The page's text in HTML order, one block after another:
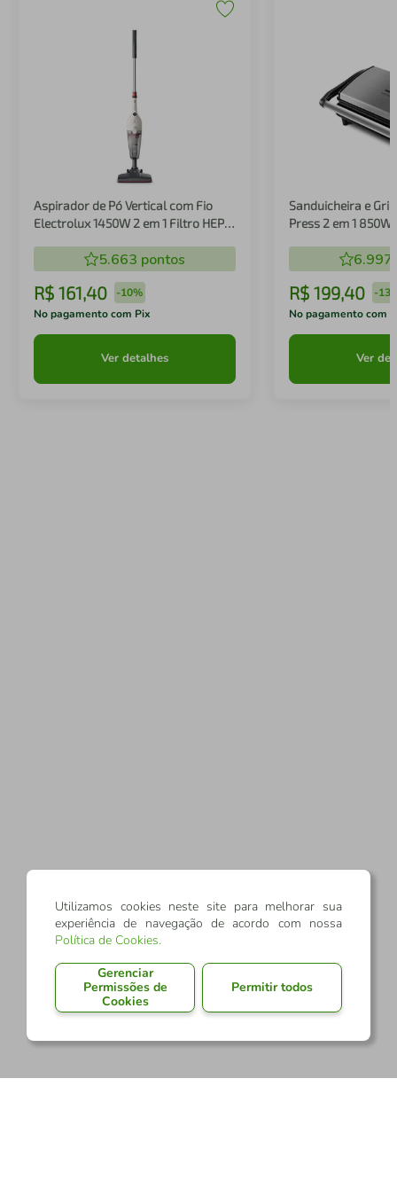
Aspirador de Pó Vertical com Fio
Electrolux 1450W 2 em 1 Filtro HEPA
5.663 pontos
R$ 161,40 -10%
No pagamento com Pix
Ver detalhes
Sanduicheira e
Press 2 em 1 850W
6.997
R$ 199,40 -
No pagamento com
Ver
Utilizamos cookies neste site para melhorar sua
experiência de navegação de acordo com nossa
Política de Cookies.
Gerenciar
Permissões de
Cookies
Permitir todos